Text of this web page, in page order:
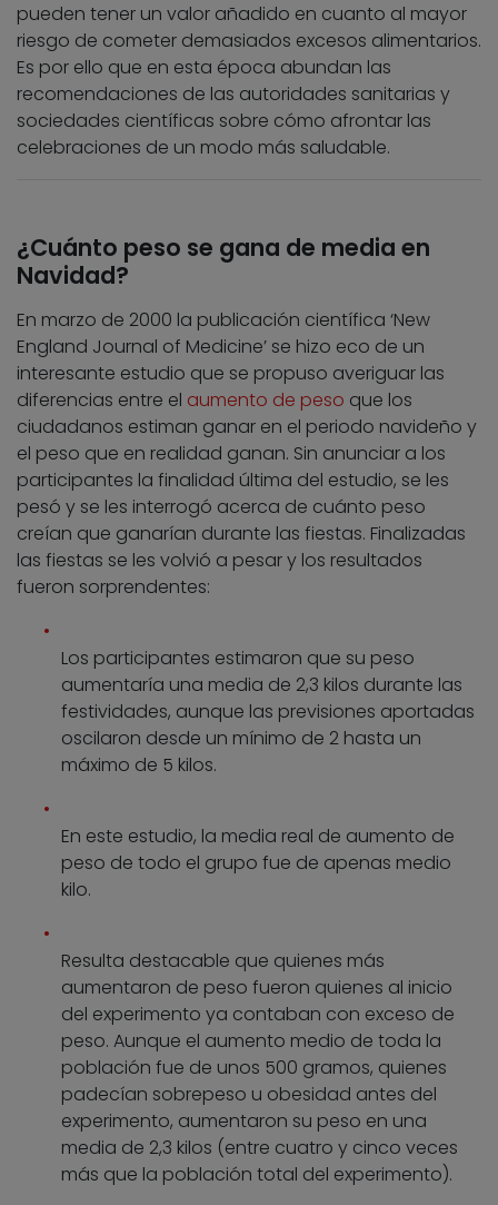
pueden tener un valor añadido en cuanto al mayor
riesgo de cometer demasiados excesos alimentarios.
Es por ello que en esta época abundan las
recomendaciones de las autoridades sanitarias y
sociedades científicas sobre cómo afrontar las
celebraciones de un modo más saludable.
¿Cuánto peso se gana de media en
Navidad?
En marzo de 2000 la publicación científica ‘New
England Journal of Medicine’ se hizo eco de un
interesante estudio que se propuso averiguar las
diferencias entre el aumento de peso que los
ciudadanos estiman ganar en el periodo navideño y
el peso que en realidad ganan. Sin anunciar a los
participantes la finalidad última del estudio, se les
pesó y se les interrogó acerca de cuánto peso
creían que ganarían durante las fiestas. Finalizadas
las fiestas se les volvió a pesar y los resultados
fueron sorprendentes:
Los participantes estimaron que su peso
aumentaría una media de 2,3 kilos durante las
festividades, aunque las previsiones aportadas
oscilaron desde un mínimo de 2 hasta un
máximo de 5 kilos.
En este estudio, la media real de aumento de
peso de todo el grupo fue de apenas medio
kilo.
Resulta destacable que quienes más
aumentaron de peso fueron quienes al inicio
del experimento ya contaban con exceso de
peso. Aunque el aumento medio de toda la
población fue de unos 500 gramos, quienes
padecían sobrepeso u obesidad antes del
experimento, aumentaron su peso en una
media de 2,3 kilos (entre cuatro y cinco veces
más que la población total del experimento).